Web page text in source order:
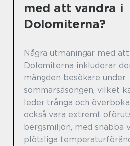
med att vandra i
Dolomiterna?
Några utmaningar med
Dolomiterna inkluderar
mängden besökare under
sommarsäsongen, vilket
leder trånga och
också vara extremt
bergsmiljön, med snabba
plötsliga